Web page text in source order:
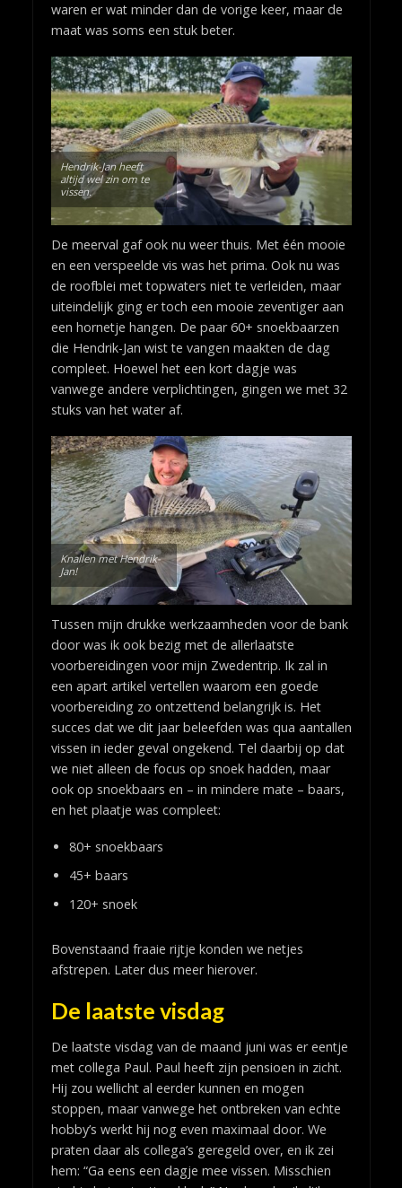
waren er wat minder dan de vorige keer, maar de
maat was soms een stuk beter.
Hendrik-Jan heeft
altijd wel zin om te
vissen.
De meerval gaf ook nu weer thuis. Met één mooie
en een verspeelde vis was het prima. Ook nu was
de roofblei met topwaters niet te verleiden, maar
uiteindelijk ging er toch een mooie zeventiger aan
een hornetje hangen. De paar 60+ snoekbaarzen
die Hendrik-Jan wist te vangen maakten de dag
compleet. Hoewel het een kort dagje was
vanwege andere verplichtingen, gingen we met 32
stuks van het water af.
Knallen met Hendrik-
Jan!
Tussen mijn drukke werkzaamheden voor de bank
door was ik ook bezig met de allerlaatste
voorbereidingen voor mijn Zwedentrip. Ik zal in
een apart artikel vertellen waarom een goede
voorbereiding zo ontzettend belangrijk is. Het
succes dat we dit jaar beleefden was qua aantallen
vissen in ieder geval ongekend. Tel daarbij op dat
we niet alleen de focus op snoek hadden, maar
ook op snoekbaars en – in mindere mate – baars,
en het plaatje was compleet:
80+ snoekbaars
45+ baars
120+ snoek
Bovenstaand fraaie rijtje konden we netjes
afstrepen. Later dus meer hierover.
De laatste visdag
De laatste visdag van de maand juni was er eentje
met collega Paul. Paul heeft zijn pensioen in zicht.
Hij zou wellicht al eerder kunnen en mogen
stoppen, maar vanwege het ontbreken van echte
hobby’s werkt hij nog even maximaal door. We
praten daar als collega’s geregeld over, en ik zei
hem: “Ga eens een dagje mee vissen. Misschien